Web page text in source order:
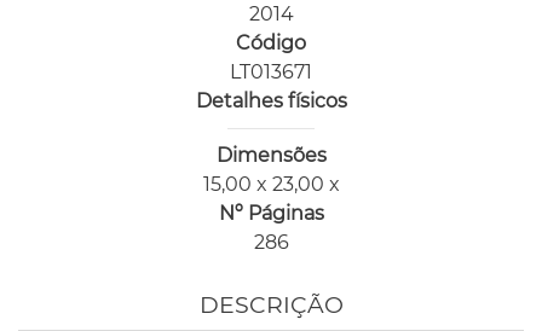
2014
Código
LT013671
Detalhes físicos
Dimensões
15,00 x 23,00 x
Nº Páginas
286
DESCRIÇÃO